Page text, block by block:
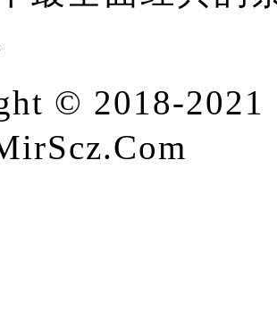
© 2018-